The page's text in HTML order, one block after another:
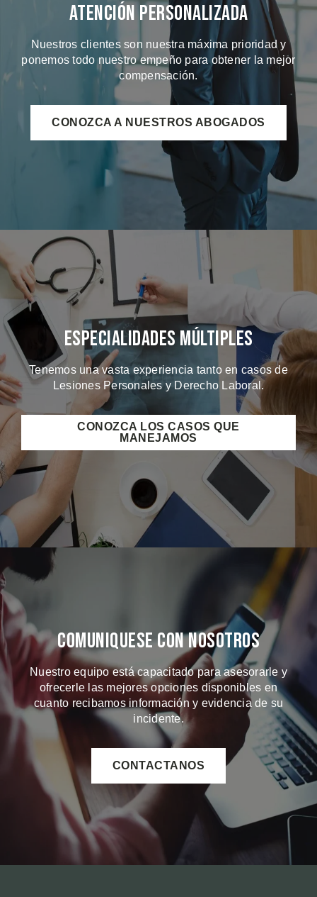
Atención Personalizada
Nuestros clientes son nuestra máxima prioridad y
ponemos todo nuestro empeño para obtener la mejor
compensación.
CONOZCA A NUESTROS ABOGADOS
Especialidades Múltiples
Tenemos una vasta experiencia tanto en casos de
Lesiones Personales y Derecho Laboral.
CONOZCA LOS CASOS QUE
MANEJAMOS
Comuniquese Con Nosotros
Nuestro equipo está capacitado para asesorarle y
ofrecerle las mejores opciones disponibles en
cuanto recibamos información y evidencia de su
incidente.
CONTACTANOS